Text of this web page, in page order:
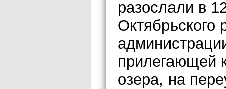
разослали в
Октябрьского
прилегающей
озера, на